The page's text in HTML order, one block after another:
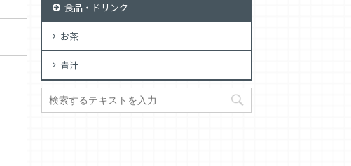
食品・ドリンク
お茶
青汁